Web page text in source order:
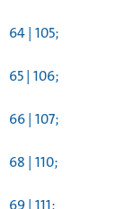
64 | 105;
65 | 106;
66 | 107;
68 | 110;
69 | 111;